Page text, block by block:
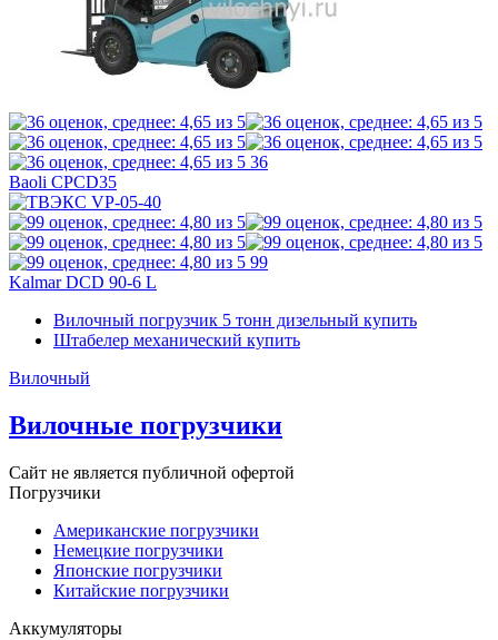
36
Baoli CPCD35
99
Kalmar DCD 90-6 L
Вилочный погрузчик 5 тонн дизельный купить
Штабелер механический купить
Вилочный
Вилочные погрузчики
Сайт не является публичной офертой
Погрузчики
Американские погрузчики
Немецкие погрузчики
Японские погрузчики
Китайские погрузчики
Аккумуляторы